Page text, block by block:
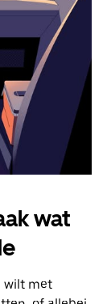
wat
wilt met